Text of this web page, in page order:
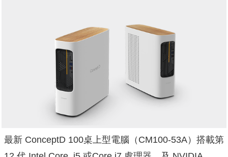
最新 ConceptD 100桌上型電腦（CM100-53A）搭載第